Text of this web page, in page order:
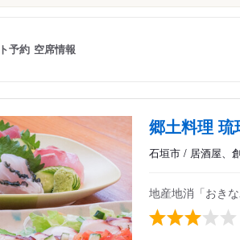
予約 空席情報
郷土料理 琉
石垣市 / 居酒屋、
地産地消「おき